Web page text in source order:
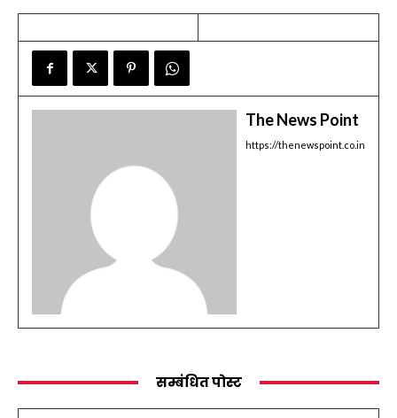
The News Point
https://thenewspoint.co.in
सम्बंधित पोस्ट